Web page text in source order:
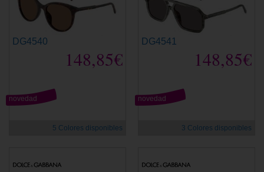
DG4540
148,85€
novedad
5 Colores disponibles
DG4541
148,85€
novedad
3 Colores disponibles